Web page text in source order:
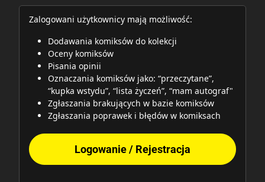
Zalogowani użytkownicy mają możliwość:
Dodawania komiksów do kolekcji
Oceny komiksów
Pisania opinii
Oznaczania komiksów jako: “przeczytane”,
“kupka wstydu”, “lista życzeń”, “mam autograf"
Zgłaszania brakujących w bazie komiksów
Zgłaszania poprawek i błędów w komiksach
Logowanie / Rejestracja